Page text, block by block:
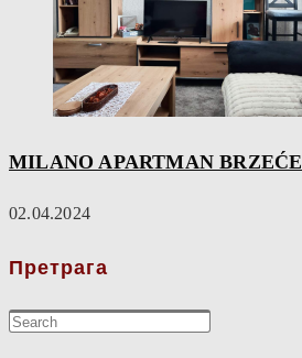
MILANO APARTMAN BRZEĆE
02.04.2024
Претрага